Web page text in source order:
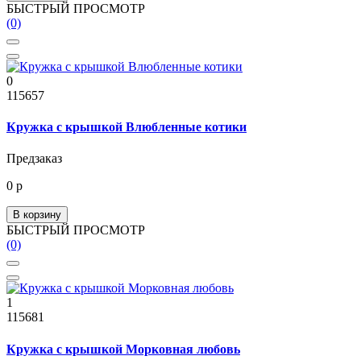
БЫСТРЫЙ ПРОСМОТР
(0)
0
115657
Кружка с крышкой Влюбленные котики
Предзаказ
0 р
В корзину
БЫСТРЫЙ ПРОСМОТР
(0)
1
115681
Кружка с крышкой Морковная любовь